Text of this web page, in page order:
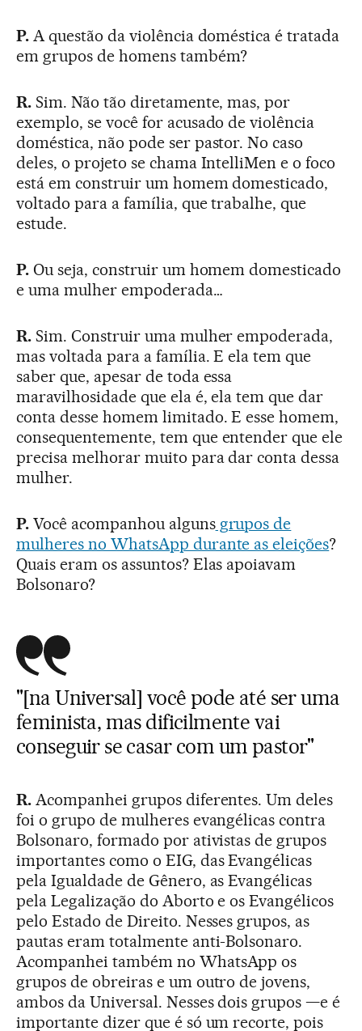
P.A questão da violência doméstica é tratada
em grupos de homens também?
R.Sim. Não tão diretamente, mas, por
exemplo, se você for acusado de violência
doméstica, não pode ser pastor. No caso
deles, o projeto se chama IntelliMen e o foco
está em construir um homem domesticado,
voltado para a família, que trabalhe, que
estude.
P.Ou seja, construir um homem domesticado
e uma mulher empoderada…
R.Sim. Construir uma mulher empoderada,
mas voltada para a família. E ela tem que
saber que, apesar de toda essa
maravilhosidade que ela é, ela tem que dar
conta desse homem limitado. E esse homem,
consequentemente, tem que entender que ele
precisa melhorar muito para dar conta dessa
mulher.
P.Você acompanhou algunsgrupos de
mulheres no WhatsApp durante as eleições?
Quais eram os assuntos? Elas apoiavam
Bolsonaro?
"[na Universal] você pode até ser uma
feminista, mas dificilmente vai
conseguir se casar com um pastor"
R.Acompanhei grupos diferentes. Um deles
foi o grupo de mulheres evangélicas contra
Bolsonaro, formado por ativistas de grupos
importantes como o EIG, das Evangélicas
pela Igualdade de Gênero, as Evangélicas
pela Legalização do Aborto e os Evangélicos
pelo Estado de Direito. Nesses grupos, as
pautas eram totalmente anti-Bolsonaro.
Acompanhei também no WhatsApp os
grupos de obreiras e um outro de jovens,
ambos da Universal. Nesses dois grupos —e é
importante dizer que é só um recorte, pois